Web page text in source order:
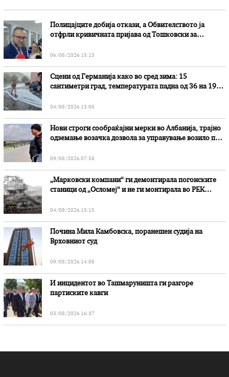
Полицајците добија откази, а Обвителството ја
отфрли кривичната пријава од Тошковски за
06/08/2026 15:13
Сцени од Германија како во сред зима: 15
сантиметри град, температурата падна од 36 на 19
04/08/2026 13:08
Нови строги сообраќајни мерки во Aлбанија, трајно
одземање возачка дозвола за управување возило под
09/08/2026 07:58
„Марковски компани“ ги демонтирала погонските
станици од „Осломеј“ и не ги монтирала во РЕК
04/08/2026 15:15
Почина Мила Камбовска, поранешен судија на
Врховниот суд
09/08/2026 14:08
И инцидентот во Ташмаруништa ги разгоре
партиските кавги
03/08/2026 16:37